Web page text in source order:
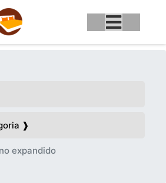
❱
expandido